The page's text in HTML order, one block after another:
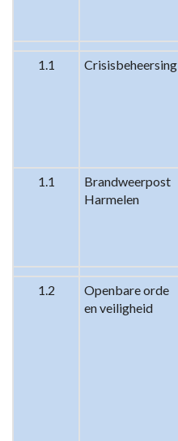
1.1 Crisisbeheersing
1.1
Brandweerpost
Harmelen
1.2
Openbare orde
en veiligheid